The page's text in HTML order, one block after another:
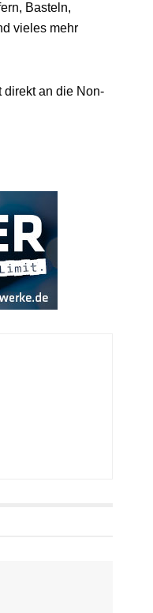
Basteln,
vieles mehr
direkt an die Non-